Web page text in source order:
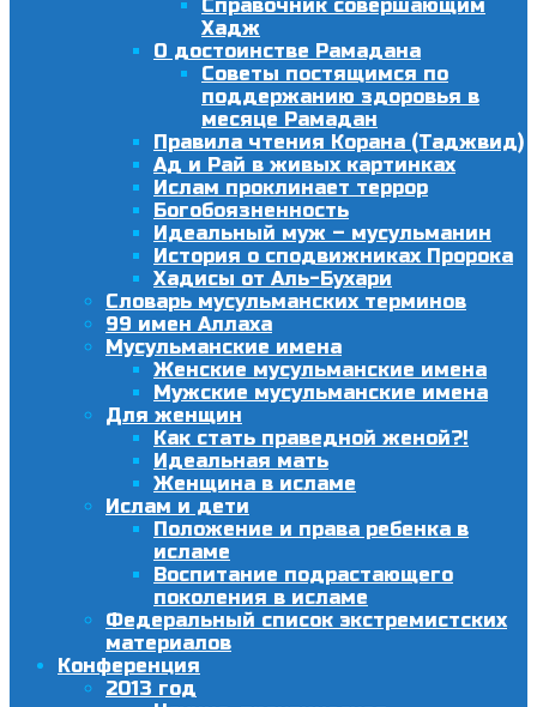
Справочник совершающим
Хадж
О достоинстве Рамадана
Советы постящимся по
поддержанию здоровья в
месяце Рамадан
Правила чтения Корана (Таджвид)
Ад и Рай в живых картинках
Ислам проклинает террор
Богобоязненность
Идеальный муж – мусульманин
История о сподвижниках Пророка
Хадисы от Аль-Бухари
Словарь мусульманских терминов
99 имен Аллаха
Мусульманские имена
Женские мусульманские имена
Мужские мусульманские имена
Для женщин
Как стать праведной женой?!
Идеальная мать
Женщина в исламе
Ислам и дети
Положение и права ребенка в
исламе
Воспитание подрастающего
поколения в исламе
Федеральный список экстремистских
материалов
Конференция
2013 год